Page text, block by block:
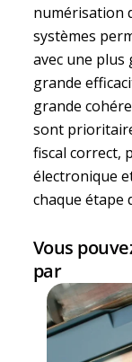
numérisation
systèmes
avec une plus
grande
grande
sont
fiscal correct,
électronique
chaque étape
Vous
par